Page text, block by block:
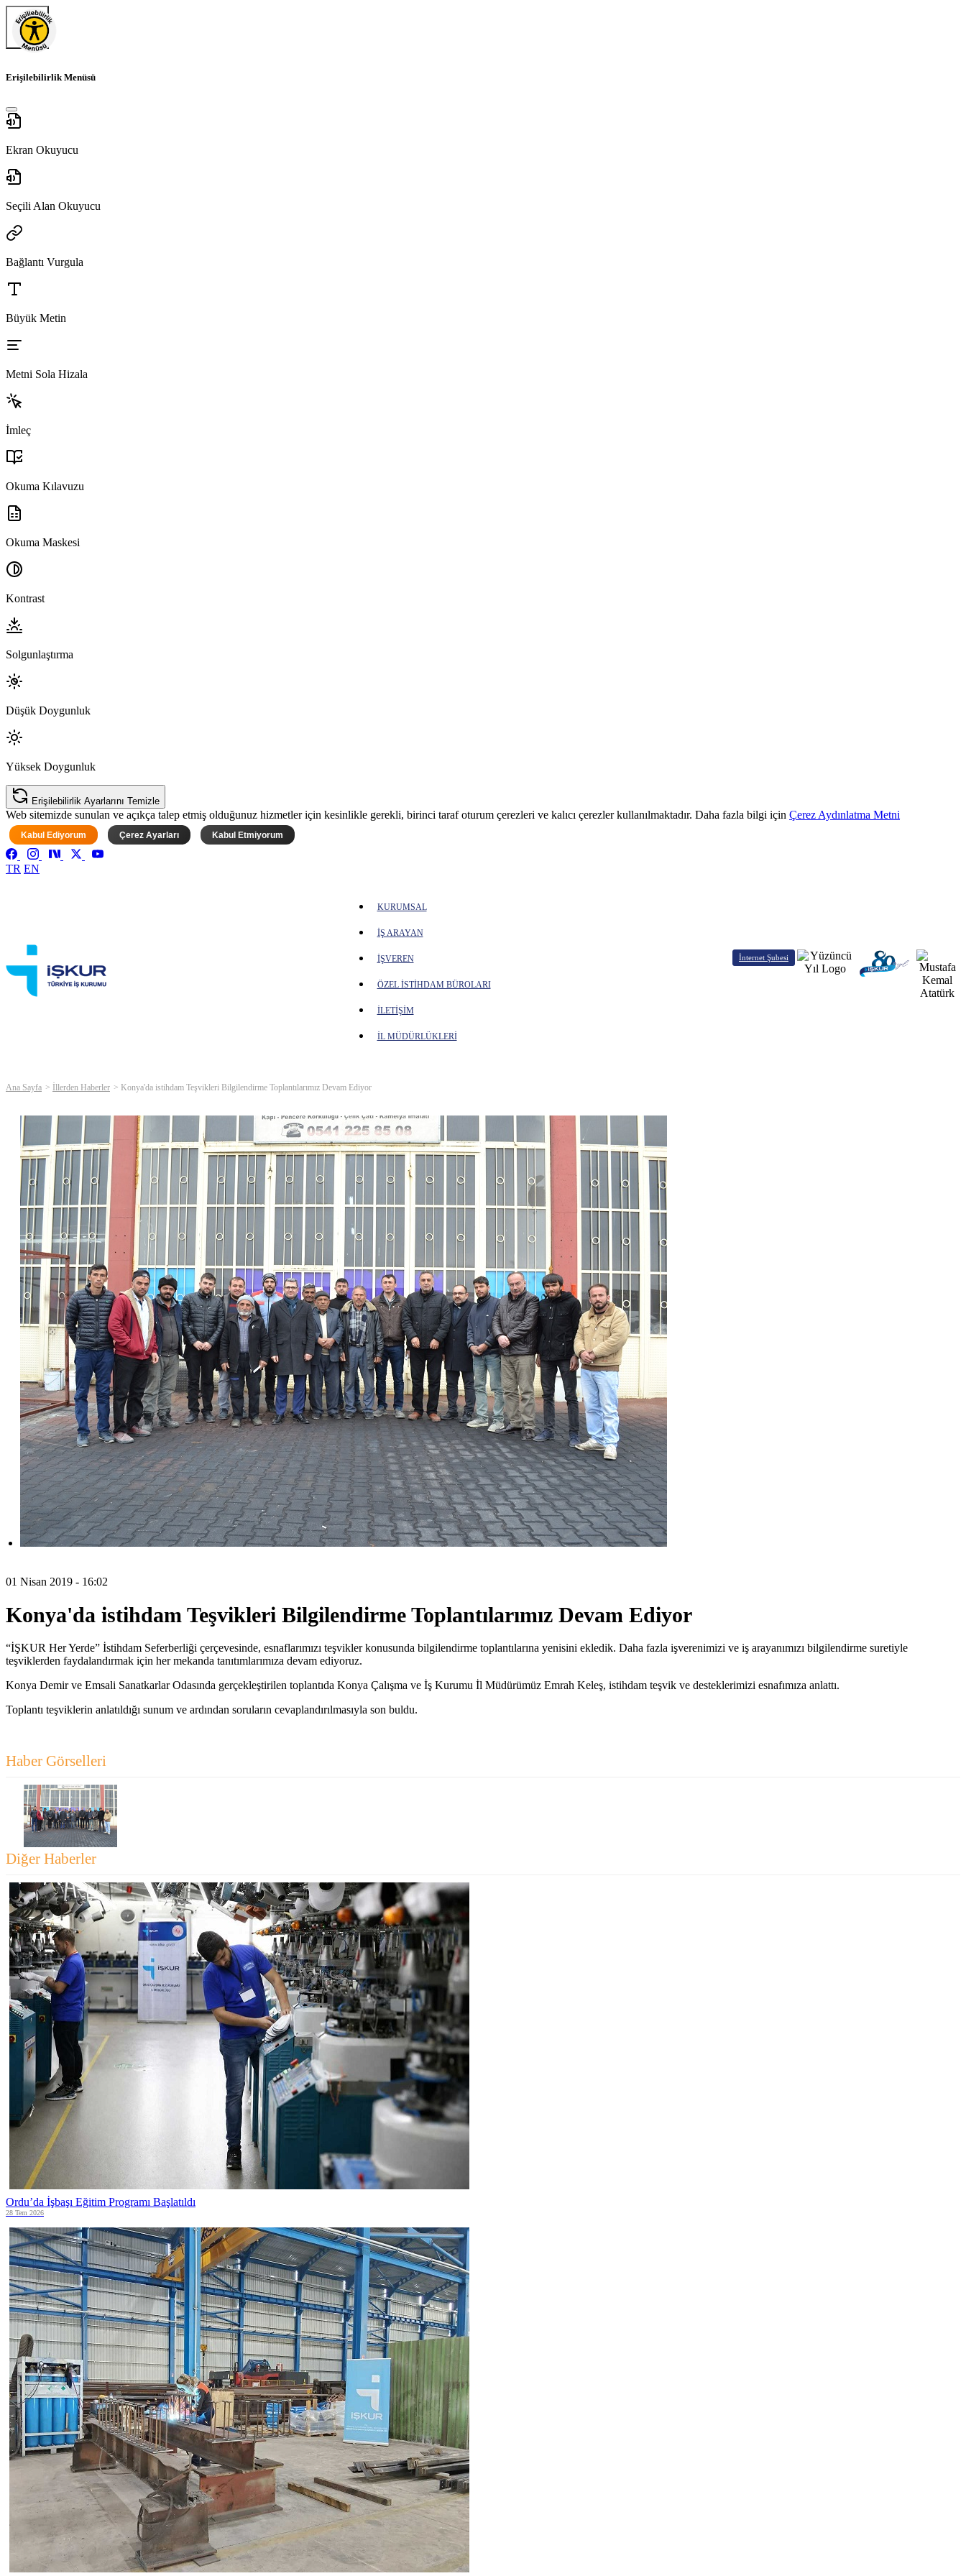
Erişilebilirlik Menüsü
Ekran Okuyucu
Seçili Alan Okuyucu
Bağlantı Vurgula
Büyük Metin
Metni Sola Hizala
İmleç
Okuma Kılavuzu
Okuma Maskesi
Kontrast
Solgunlaştırma
Düşük Doygunluk
Yüksek Doygunluk
Erişilebilirlik Ayarlarını Temizle
Web sitemizde sunulan ve açıkça talep etmiş olduğunuz hizmetler için kesinlikle gerekli, birinci taraf oturum çerezleri ve kalıcı çerezler kullanılmaktadır. Daha fazla bilgi için Çerez Aydınlatma Metni
Kabul Ediyorum Çerez Ayarları Kabul Etmiyorum
TR EN
KURUMSAL
İŞ ARAYAN
İŞVEREN
ÖZEL İSTİHDAM BÜROLARI
İLETİŞİM
İL MÜDÜRLÜKLERİ
İnternet Şubesi
Ana Sayfa İllerden Haberler Konya'da istihdam Teşvikleri Bilgilendirme Toplantılarımız Devam Ediyor
01 Nisan 2019 - 16:02
Konya'da istihdam Teşvikleri Bilgilendirme Toplantılarımız Devam Ediyor
“İŞKUR Her Yerde” İstihdam Seferberliği çerçevesinde, esnaflarımızı teşvikler konusunda bilgilendirme toplantılarına yenisini ekledik. Daha fazla işverenimizi ve iş arayanımızı bilgilendirme suretiyle
teşviklerden faydalandırmak için her mekanda tanıtımlarımıza devam ediyoruz.
Konya Demir ve Emsali Sanatkarlar Odasında gerçekleştirilen toplantıda Konya Çalışma ve İş Kurumu İl Müdürümüz Emrah Keleş, istihdam teşvik ve desteklerimizi esnafımıza anlattı.
Toplantı teşviklerin anlatıldığı sunum ve ardından soruların cevaplandırılmasıyla son buldu.
Haber Görselleri
Diğer Haberler
Ordu’da İşbaşı Eğitim Programı Başlatıldı
28 Tem 2026